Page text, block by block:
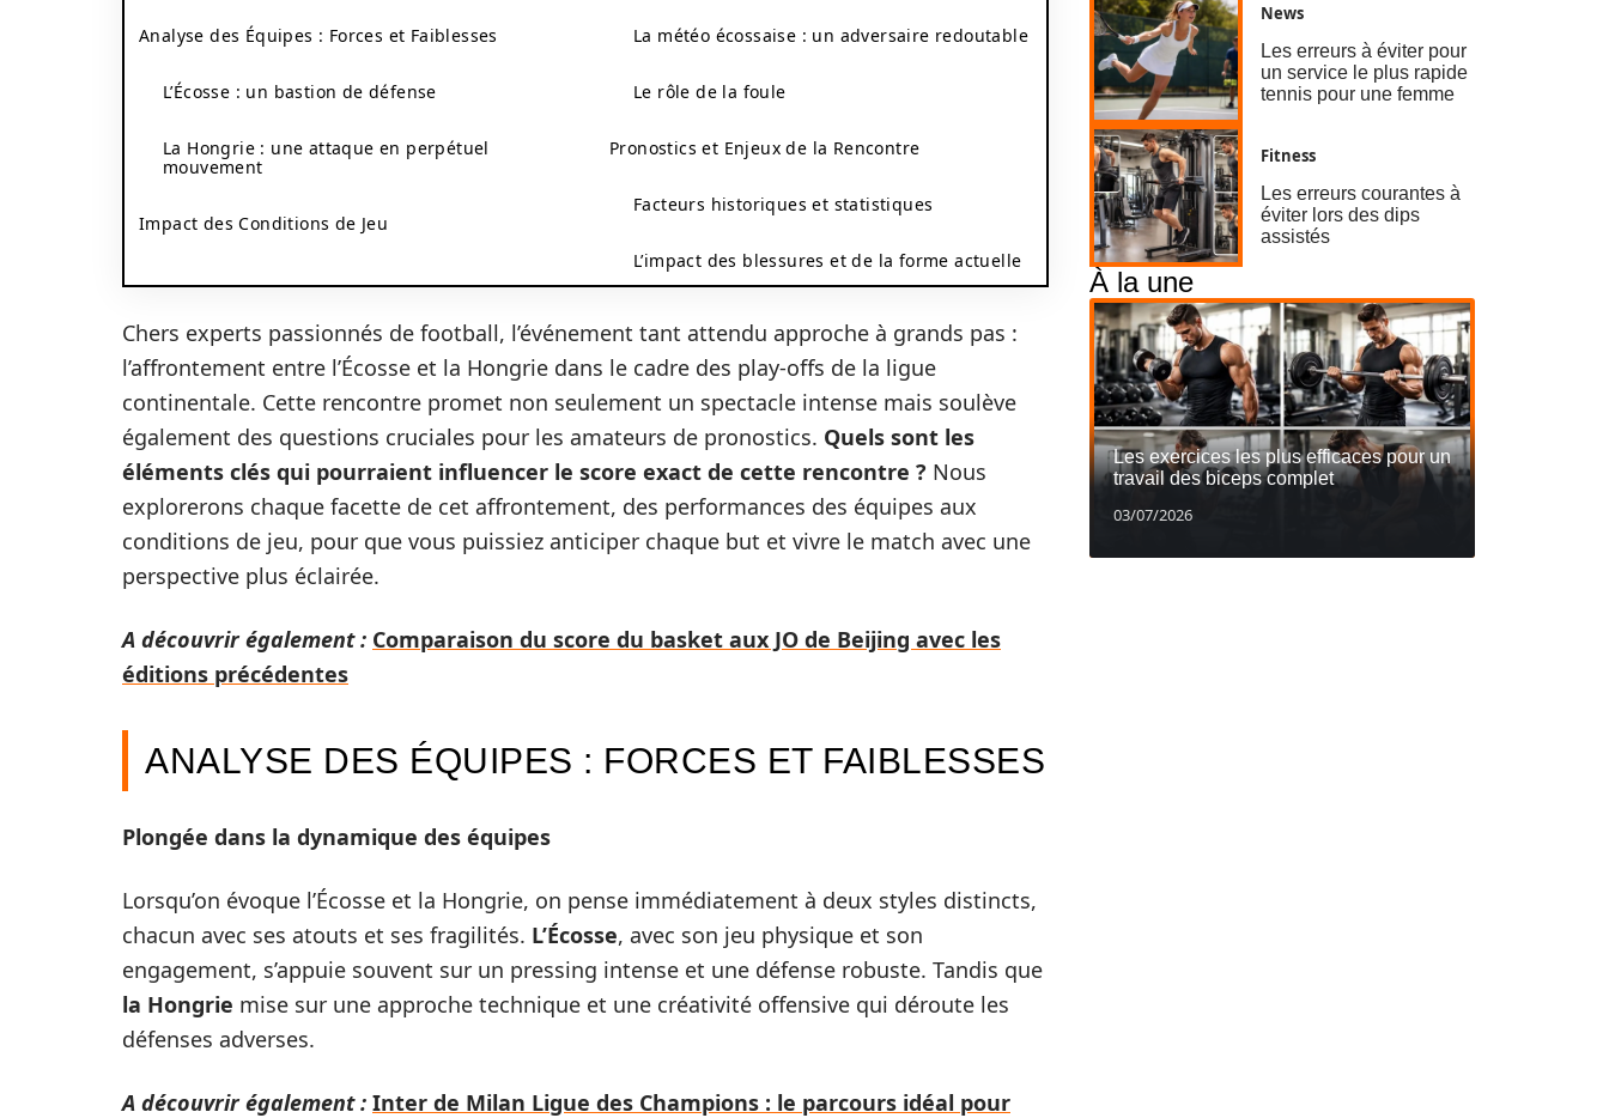
Analyse des Équipes : Forces et Faiblesses
L’Écosse : un bastion de défense
La Hongrie : une attaque en perpétuel
mouvement
Impact des Conditions de Jeu
La météo écossaise : un adversaire redoutable
Le rôle de la foule
Pronostics et Enjeux de la Rencontre
Facteurs historiques et statistiques
L’impact des blessures et de la forme actuelle
Chers experts passionnés de football, l’événement tant attendu approche à grands pas :
l’affrontement entre l’Écosse et la Hongrie dans le cadre des play-offs de la ligue
continentale. Cette rencontre promet non seulement un spectacle intense mais soulève
également des questions cruciales pour les amateurs de pronostics. Quels sont les
éléments clés qui pourraient influencer le score exact de cette rencontre ? Nous
explorerons chaque facette de cet affrontement, des performances des équipes aux
conditions de jeu, pour que vous puissiez anticiper chaque but et vivre le match avec une
perspective plus éclairée.
A découvrir également : Comparaison du score du basket aux JO de Beijing avec les
éditions précédentes
ANALYSE DES ÉQUIPES : FORCES ET FAIBLESSES
Plongée dans la dynamique des équipes
Lorsqu’on évoque l’Écosse et la Hongrie, on pense immédiatement à deux styles distincts,
chacun avec ses atouts et ses fragilités. L’Écosse, avec son jeu physique et son
engagement, s’appuie souvent sur un pressing intense et une défense robuste. Tandis que
la Hongrie mise sur une approche technique et une créativité offensive qui déroute les
défenses adverses.
A découvrir également : Inter de Milan Ligue des Champions : le parcours idéal pour
News
Les erreurs à éviter pour
un service le plus rapide
tennis pour une femme
Fitness
Les erreurs courantes à
éviter lors des dips
assistés
À la une
Les exercices les plus efficaces pour un
travail des biceps complet
03/07/2026